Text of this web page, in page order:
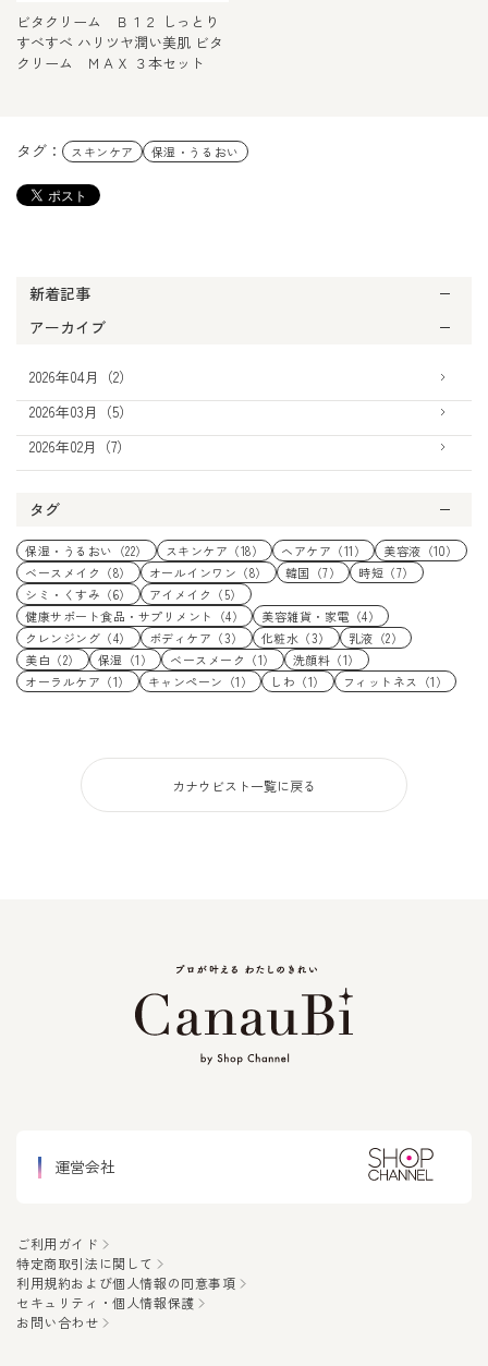
ビタクリーム Ｂ１２ しっとり
すべすべ ハリツヤ潤い美肌 ビタ
クリーム ＭＡＸ ３本セット
タグ： スキンケア 保湿・うるおい
新着記事
アーカイブ
2026年04月（2）
2026年03月（5）
2026年02月（7）
タグ
保湿・うるおい（22） スキンケア（18） ヘアケア（11）
美容液（10）
ベースメイク（8）
オールインワン（8） 韓国（7）
時短（7）
シミ・くすみ（6）
アイメイク（5）
健康サポート食品・サプリメント（4）
美容雑貨・家電（4）
クレンジング（4）
ボディケア（3） 化粧水（3）
乳液（2）
美白（2）
保湿（1） ベースメーク（1）
洗顔料（1）
オーラルケア（1）
キャンペーン（1） しわ（1） フィットネス（1）
運営会社
ご利用ガイド
特定商取引法に関して
利用規約および個人情報の同意事項
セキュリティ・個人情報保護
お問い合わせ